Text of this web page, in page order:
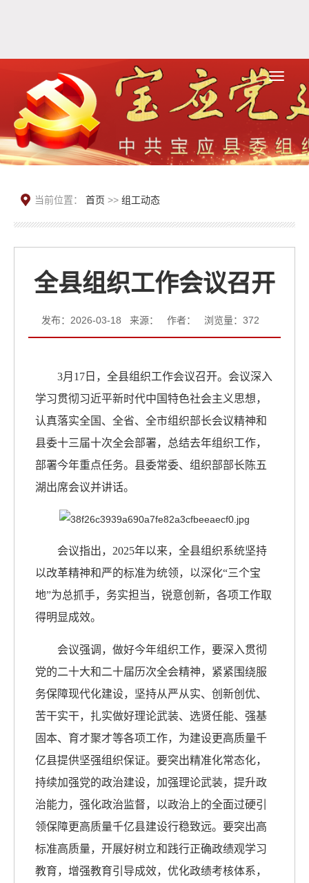
当前位置： 首页 >> 组工动态
全县组织工作会议召开
发布：2026-03-18 来源： 作者： 浏览量： 372
3月17日，全县组织工作会议召开。会议深入
学习贯彻习近平新时代中国特色社会主义思想，
认真落实全国、全省、全市组织部长会议精神和
县委十三届十次全会部署，总结去年组织工作，
部署今年重点任务。县委常委、组织部部长陈五
湖出席会议并讲话。
会议指出，2025年以来，全县组织系统坚持
以改革精神和严的标准为统领，以深化“三个宝
地”为总抓手，务实担当，锐意创新，各项工作取
得明显成效。
会议强调，做好今年组织工作，要深入贯彻
党的二十大和二十届历次全会精神，紧紧围绕服
务保障现代化建设，坚持从严从实、创新创优、
苦干实干，扎实做好理论武装、选贤任能、强基
固本、育才聚才等各项工作，为建设更高质量千
亿县提供坚强组织保证。 要突出精准化常态化，
持续加强党的政治建设， 加强理论武装，提升政
治能力，强化政治监督，以政治上的全面过硬引
领保障更高质量千亿县建设行稳致远。 要突出高
标准高质量，开展好树立和践行正确政绩观学习
教育， 增强教育引导成效，优化政绩考核体系，